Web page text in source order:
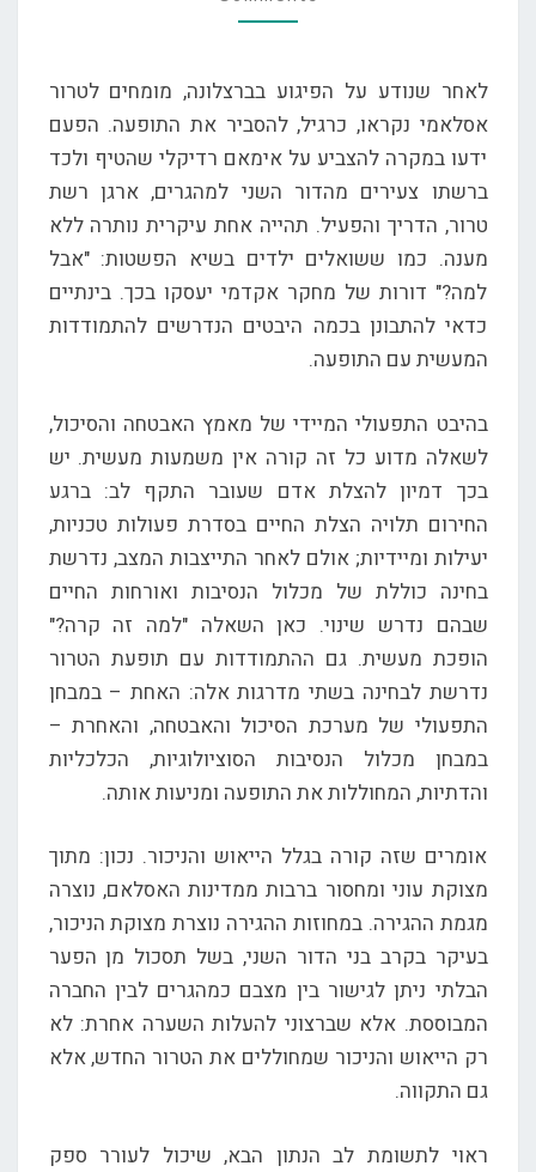
התקווה
לאחר שנודע על הפיגוע בברצלונה, מומחים לטרור
אסלאמי נקראו, כרגיל, להסביר את התופעה. הפעם
ידעו במקרה להצביע על אימאם רדיקלי שהטיף ולכד
ברשתו צעירים מהדור השני למהגרים, ארגן רשת
טרור, הדריך והפעיל. תהייה אחת עיקרית נותרה ללא
מענה. כמו ששואלים ילדים בשיא הפשטות: "אבל
למה?" דורות של מחקר אקדמי יעסקו בכך. בינתיים
כדאי להתבונן בכמה היבטים הנדרשים להתמודדות
המעשית עם התופעה.
בהיבט התפעולי המיידי של מאמץ האבטחה והסיכול,
לשאלה מדוע כל זה קורה אין משמעות מעשית. יש
בכך דמיון להצלת אדם שעובר התקף לב: ברגע
החירום תלויה הצלת החיים בסדרת פעולות טכניות,
יעילות ומיידיות; אולם לאחר התייצבות המצב, נדרשת
בחינה כוללת של מכלול הנסיבות ואורחות החיים
שבהם נדרש שינוי. כאן השאלה "למה זה קרה?"
הופכת מעשית. גם ההתמודדות עם תופעת הטרור
נדרשת לבחינה בשתי מדרגות אלה: האחת – במבחן
התפעולי של מערכת הסיכול והאבטחה, והאחרת –
במבחן מכלול הנסיבות הסוציולוגיות, הכלכליות
והדתיות, המחוללות את התופעה ומניעות אותה.
אומרים שזה קורה בגלל הייאוש והניכור. נכון: מתוך
מצוקת עוני ומחסור ברבות ממדינות האסלאם, נוצרה
מגמת ההגירה. במחוזות ההגירה נוצרת מצוקת הניכור,
בעיקר בקרב בני הדור השני, בשל תסכול מן הפער
הבלתי ניתן לגישור בין מצבם כמהגרים לבין החברה
המבוססת. אלא שברצוני להעלות השערה אחרת: לא
רק הייאוש והניכור שמחוללים את הטרור החדש, אלא
גם התקווה.
ראוי לתשומת לב הנתון הבא, שיכול לעורר ספק